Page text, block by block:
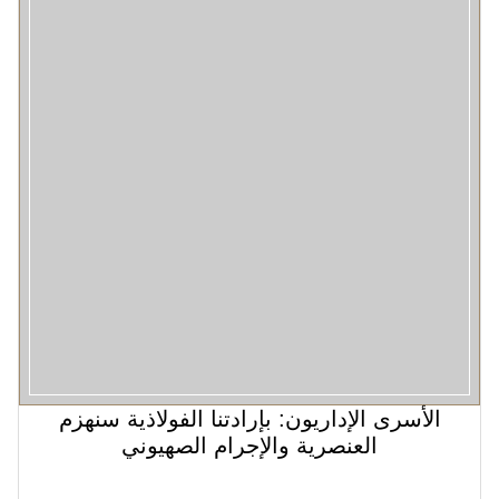
الأسرى الإداريون: بإرادتنا الفولاذية سنهزم
العنصرية والإجرام الصهيوني